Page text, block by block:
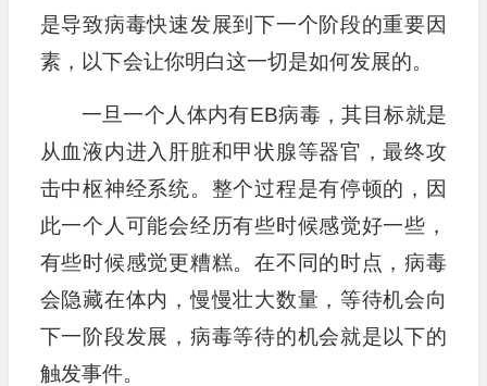
是导致病毒快速发展到下一个阶段的重要因
素，以下会让你明白这一切是如何发展的。
一旦一个人体内有EB病毒，其目标就是
从血液内进入肝脏和甲状腺等器官，最终攻
击中枢神经系统。整个过程是有停顿的，因
此一个人可能会经历有些时候感觉好一些，
有些时候感觉更糟糕。在不同的时点，病毒
会隐藏在体内，慢慢壮大数量，等待机会向
下一阶段发展，病毒等待的机会就是以下的
触发事件。